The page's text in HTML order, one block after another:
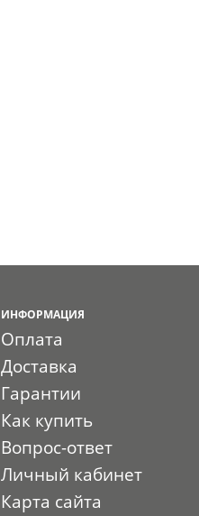
ИНФОРМАЦИЯ
Оплата
Доставка
Гарантии
Как купить
Вопрос-ответ
Личный кабинет
Карта сайта